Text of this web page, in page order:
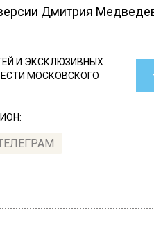
Дмитрия
И ЭКСКЛЮЗИВНЫХ
МОСКОВСКОГО